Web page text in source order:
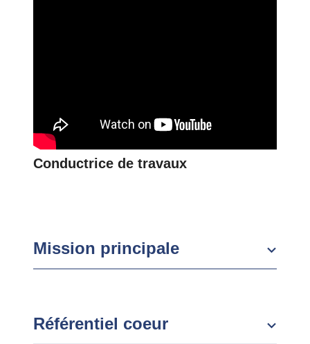
Conductrice de travaux
Mission principale
Référentiel coeur